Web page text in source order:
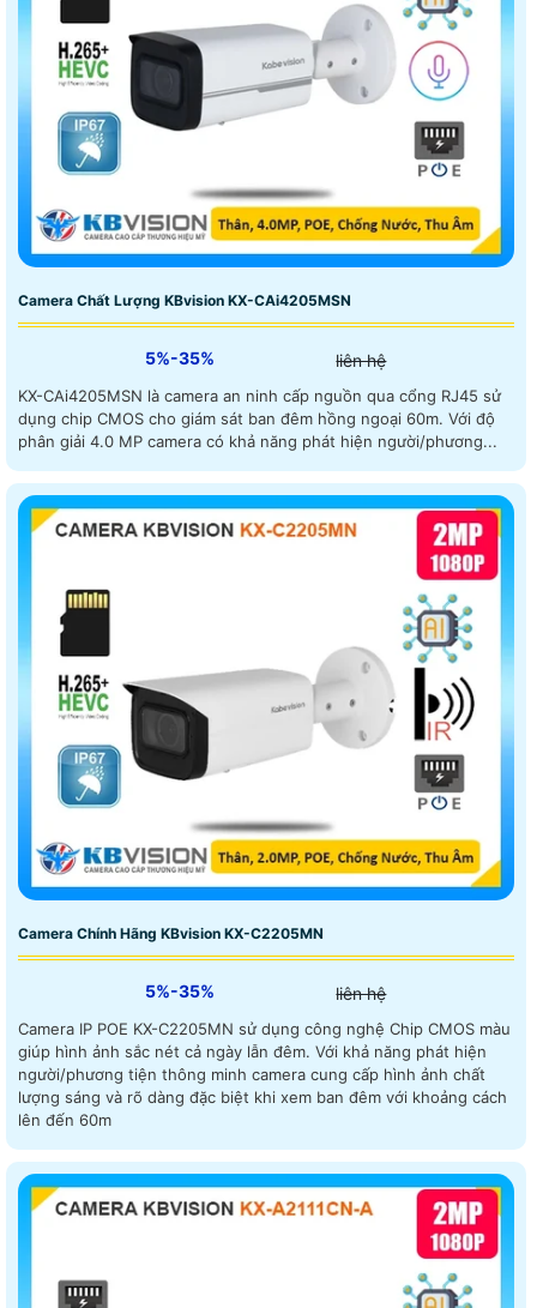
Camera Chất Lượng KBvision KX-CAi4205MSN
5%-35% liên hệ
KX-CAi4205MSN là camera an ninh cấp nguồn qua cổng RJ45 sử
dụng chip CMOS cho giám sát ban đêm hồng ngoại 60m. Với độ
phân giải 4.0 MP camera có khả năng phát hiện người/phương...
Camera Chính Hãng KBvision KX-C2205MN
5%-35% liên hệ
Camera IP POE KX-C2205MN sử dụng công nghệ Chip CMOS màu
giúp hình ảnh sắc nét cả ngày lẫn đêm. Với khả năng phát hiện
người/phương tiện thông minh camera cung cấp hình ảnh chất
lượng sáng và rõ dàng đặc biệt khi xem ban đêm với khoảng cách
lên đến 60m